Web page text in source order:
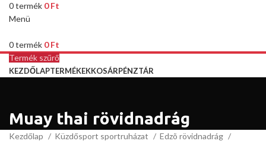
0termék 0Ft
Menü
0termék 0Ft
Termék szűrő
KEZDŐLAPTERMÉKEKKOSÁRPÉNZTÁR
Muay thai rövidnadrág
Kezdőlap Küzdősport sportruházat
Edzõ rövidnadrág